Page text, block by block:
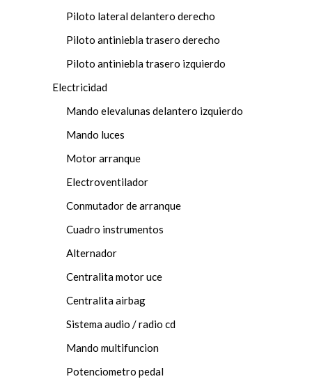
Piloto lateral delantero derecho
Piloto antiniebla trasero derecho
Piloto antiniebla trasero izquierdo
Electricidad
Mando elevalunas delantero izquierdo
Mando luces
Motor arranque
Electroventilador
Conmutador de arranque
Cuadro instrumentos
Alternador
Centralita motor uce
Centralita airbag
Sistema audio / radio cd
Mando multifuncion
Potenciometro pedal